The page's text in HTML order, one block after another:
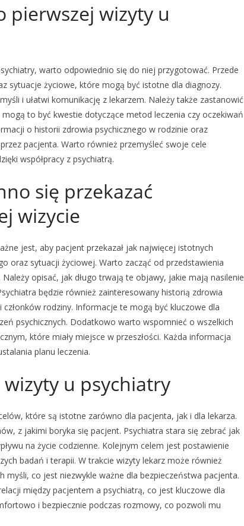
pierwszej wizyty u
warto odpowiednio się do niej przygotować. Przede
sytuacje życiowe, które mogą być istotne dla diagnozy.
i ułatwi komunikację z lekarzem. Należy także zastanowić
to być kwestie dotyczące metod leczenia czy oczekiwań
o historii zdrowia psychicznego w rodzinie oraz
pacjenta. Warto również przemyśleć swoje cele
współpracy z psychiatrą.
się przekazać
wizycie
jest, aby pacjent przekazał jak najwięcej istotnych
oraz sytuacji życiowej. Warto zacząć od przedstawienia
opisać, jak długo trwają te objawy, jakie mają nasilenie
będzie również zainteresowany historią zdrowia
rodziny. Informacje te mogą być kluczowe dla
psychicznych. Dodatkowo warto wspomnieć o wszelkich
które miały miejsce w przeszłości. Każda informacja
planu leczenia.
wizyty u psychiatry
które są istotne zarówno dla pacjenta, jak i dla lekarza.
z jakimi boryka się pacjent. Psychiatra stara się zebrać jak
na życie codzienne. Kolejnym celem jest postawienie
badań i terapii. W trakcie wizyty lekarz może również
co jest niezwykle ważne dla bezpieczeństwa pacjenta.
między pacjentem a psychiatrą, co jest kluczowe dla
i bezpiecznie podczas rozmowy, co pozwoli mu